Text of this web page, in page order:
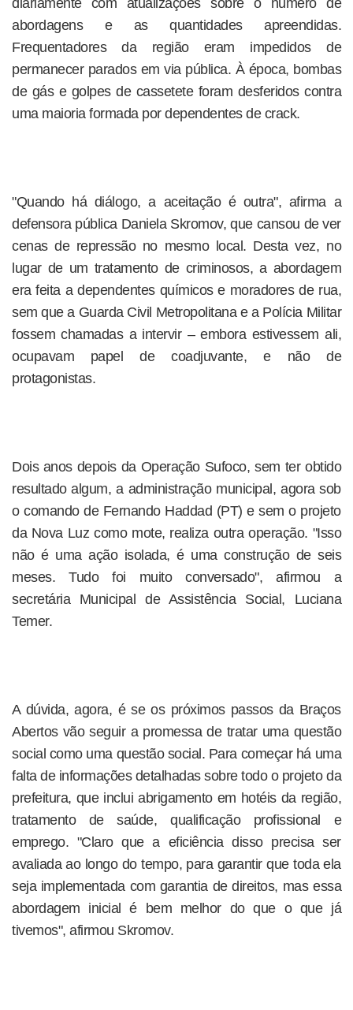
diariamente com atualizações sobre o número de
abordagens e as quantidades apreendidas.
Frequentadores da região eram impedidos de
permanecer parados em via pública. À época, bombas
de gás e golpes de cassetete foram desferidos contra
uma maioria formada por dependentes de crack.
"Quando há diálogo, a aceitação é outra", afirma a
defensora pública Daniela Skromov, que cansou de ver
cenas de repressão no mesmo local. Desta vez, no
lugar de um tratamento de criminosos, a abordagem
era feita a dependentes químicos e moradores de rua,
sem que a Guarda Civil Metropolitana e a Polícia Militar
fossem chamadas a intervir – embora estivessem ali,
ocupavam papel de coadjuvante, e não de
protagonistas.
Dois anos depois da Operação Sufoco, sem ter obtido
resultado algum, a administração municipal, agora sob
o comando de Fernando Haddad (PT) e sem o projeto
da Nova Luz como mote, realiza outra operação. "Isso
não é uma ação isolada, é uma construção de seis
meses. Tudo foi muito conversado", afirmou a
secretária Municipal de Assistência Social, Luciana
Temer.
A dúvida, agora, é se os próximos passos da Braços
Abertos vão seguir a promessa de tratar uma questão
social como uma questão social. Para começar há uma
falta de informações detalhadas sobre todo o projeto da
prefeitura, que inclui abrigamento em hotéis da região,
tratamento de saúde, qualificação profissional e
emprego. "Claro que a eficiência disso precisa ser
avaliada ao longo do tempo, para garantir que toda ela
seja implementada com garantia de direitos, mas essa
abordagem inicial é bem melhor do que o que já
tivemos", afirmou Skromov.